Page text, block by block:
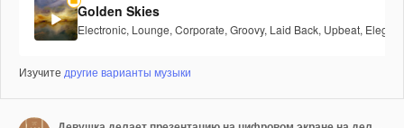
Golden Skies
Electronic, Lounge, Corporate, Groovy, Laid Back, Upbeat, Elegant
Изучите другие варианты музыки